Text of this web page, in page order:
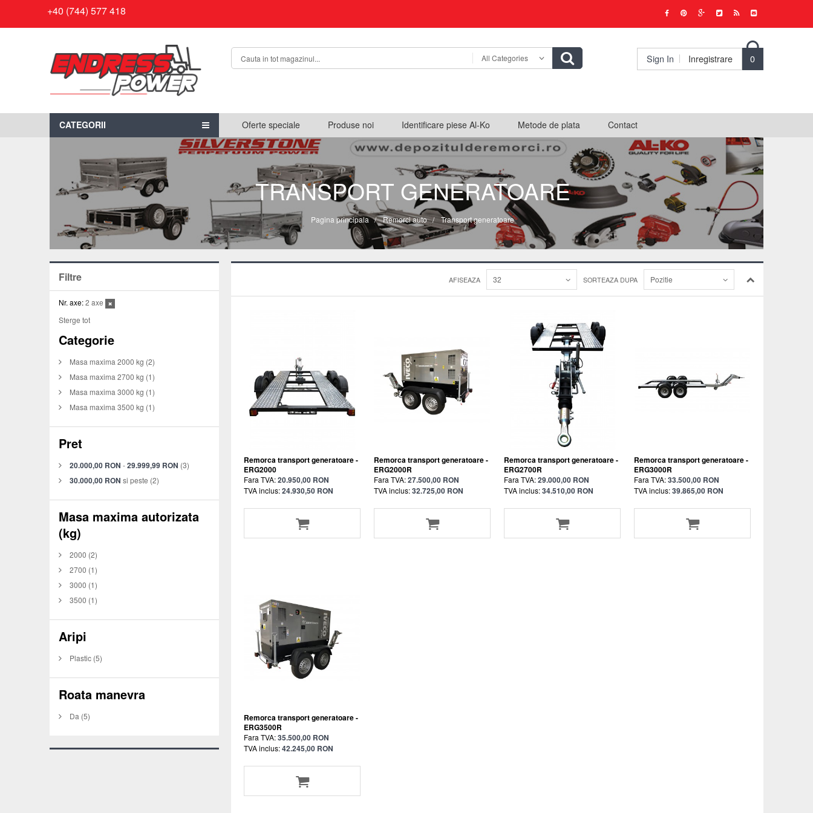
+40 (744) 577 418
All Categories

0
Sign In Inregistrare
Oferte speciale Produse noi Identificare piese Al-Ko Metode de plata Contact
CATEGORII
TRANSPORT GENERATOARE
Pagina principala / Remorci auto / Transport generatoare
SORTEAZA DUPA Pozitie
AFISEAZA 32
Remorca transport generatoare -
ERG2000
Fara TVA:20.950,00 RON
TVA inclus:24.930,50 RON
Remorca transport generatoare -
ERG2000R
Fara TVA:27.500,00 RON
TVA inclus:32.725,00 RON
Remorca transport generatoare -
ERG2700R
Fara TVA:29.000,00 RON
TVA inclus:34.510,00 RON
Remorca transport generatoare -
ERG3000R
Fara TVA:33.500,00 RON
TVA inclus:39.865,00 RON
Remorca transport generatoare -
ERG3500R
Fara TVA:35.500,00 RON
TVA inclus:42.245,00 RON
Filtre
Nr. axe:2 axe
Sterge tot
Categorie
Masa maxima 2000 kg (2)
Masa maxima 2700 kg (1)
Masa maxima 3000 kg (1)
Masa maxima 3500 kg (1)
Pret
20.000,00 RON -29.999,99 RON (3)
30.000,00 RON si peste (2)
Masa maxima autorizata
(kg)
2000 (2)
2700 (1)
3000 (1)
3500 (1)
Aripi
Plastic (5)
Roata manevra
Da (5)